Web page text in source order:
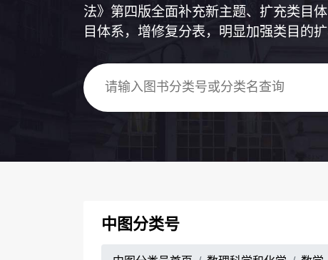
法》第四版全面补充新主题、扩充类目
目体系，增修复分表，明显加强类目的
中图分类号